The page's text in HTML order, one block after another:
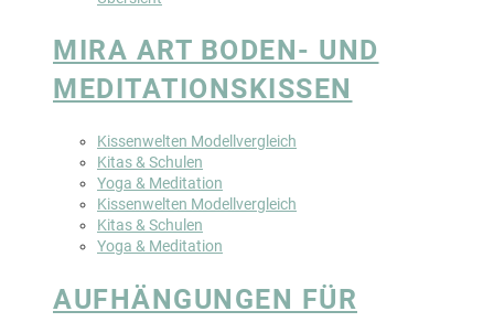
MIRA ART BODEN- UND
MEDITATIONSKISSEN
Kissenwelten Modellvergleich
Kitas & Schulen
Yoga & Meditation
Kissenwelten Modellvergleich
Kitas & Schulen
Yoga & Meditation
AUFHÄNGUNGEN FÜR